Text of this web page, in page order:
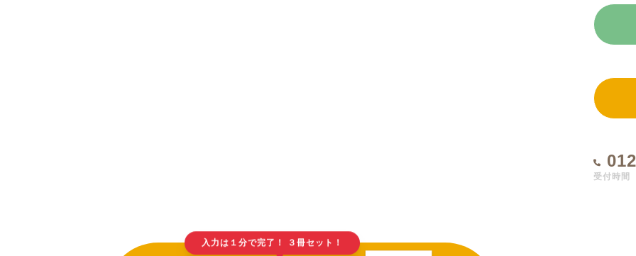
入力は１分で完了！ ３冊セット！
受付時